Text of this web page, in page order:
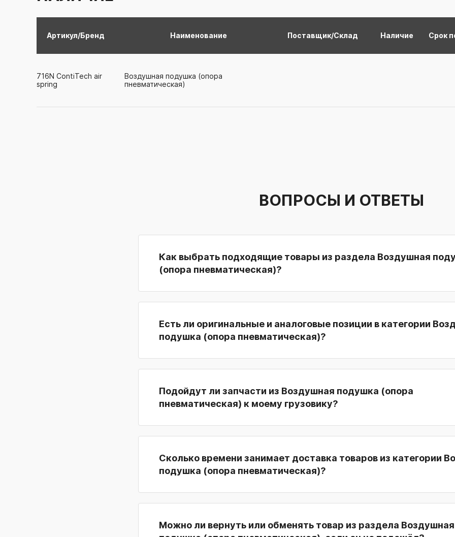
Артикул/Бренд Наименование Поставщик/Склад Наличие Срок
716N ContiTech air
spring
Воздушная подушка (опора
пневматическая)
ВОПРОСЫ И ОТВЕТЫ
Как выбрать подходящие товары из раздела Воздушная
(опора пневматическая)?
Есть ли оригинальные и аналоговые позиции в категории
подушка (опора пневматическая)?
Подойдут ли запчасти из Воздушная подушка (опора
пневматическая) к моему грузовику?
Сколько времени занимает доставка товаров из категории
подушка (опора пневматическая)?
Можно ли вернуть или обменять товар из раздела Воздушная